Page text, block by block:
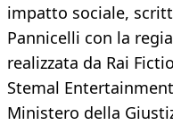
impatto sociale,
Pannicelli con la
realizzata da Rai
Stemal
Ministero della